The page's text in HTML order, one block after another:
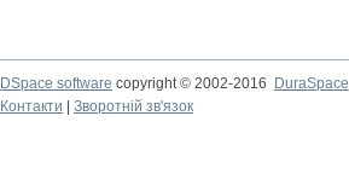
DSpace software copyright © 2002-2016
DuraSpace
Контакти
Зворотній зв'язок